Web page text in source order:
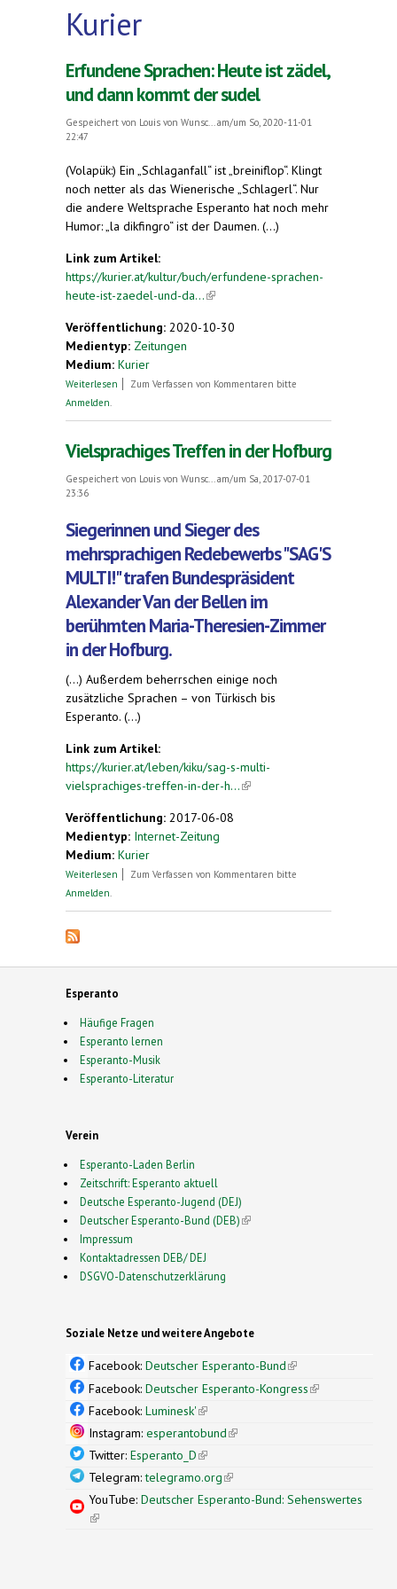
Kurier
Erfundene Sprachen: Heute ist zädel,
und dann kommt der sudel
Gespeichert von Louis von Wunsc...
am/um So, 2020-11-01
22:47
(Volapük:) Ein „Schlaganfall“ ist „breiniflop“. Klingt
noch netter als das Wienerische „Schlagerl“. Nur
die andere Weltsprache Esperanto hat noch mehr
Humor: „la dikfingro“ ist der Daumen. (...)
Link zum Artikel:
https://kurier.at/kultur/buch/erfundene-sprachen-
heute-ist-zaedel-und-da...(link is external)
Veröffentlichung: 2020-10-30
Medientyp: Zeitungen
Medium: Kurier
Weiterlesen über Erfundene Sprachen: Heute ist zädel, und
Zum Verfassen von Kommentaren bitte
Anmelden
Vielsprachiges Treffen in der Hofburg
Gespeichert von Louis von Wunsc...
am/um Sa, 2017-07-01
23:36
Siegerinnen und Sieger des
mehrsprachigen Redebewerbs "SAG'S
MULTI!" trafen Bundespräsident
Alexander Van der Bellen im
berühmten Maria-Theresien-Zimmer
in der Hofburg.
(...) Außerdem beherrschen einige noch
zusätzliche Sprachen – von Türkisch bis
Esperanto. (...)
Link zum Artikel:
https://kurier.at/leben/kiku/sag-s-multi-
vielsprachiges-treffen-in-der-h...(link is external)
Veröffentlichung: 2017-06-08
Medientyp: Internet-Zeitung
Medium: Kurier
Weiterlesen über Vielsprachiges Treffen in der Hofburg
Zum Verfassen von Kommentaren bitte
Anmelden
Esperanto
Häufige Fragen
Esperanto lernen
Esperanto-Musik
Esperanto-Literatur
Verein
Esperanto-Laden Berlin
Zeitschrift: Esperanto aktuell
Deutsche Esperanto-Jugend (DEJ)
Deutscher Esperanto-Bund (DEB)(link is external)
Impressum
Kontaktadressen DEB/ DEJ
DSGVO-Datenschutzerklärung
Soziale Netze und weitere Angebote
Facebook: Deutscher Esperanto-Bund(link is
external)
Facebook: Deutscher Esperanto-Kongress(link is
Facebook: Luminesk'(link is external)
Instagram: esperantobund(link is external)
Twitter: Esperanto_D(link is external)
Telegram:telegramo.org(link is external)
YouTube: Deutscher Esperanto-Bund: Sehenswertes
(link is external)